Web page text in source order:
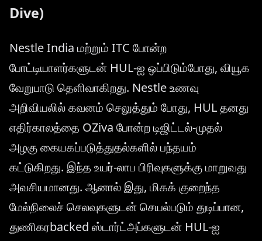
Dive)
Nestle India மற்றும் ITC போன்ற
போட்டியாளர்களுடன் HUL-ஐ ஒப்பிடும்போது, ​​வியூக
வேறுபாடு தெளிவாகிறது. Nestle உணவு
அறிவியலில் கவனம் செலுத்தும் போது, ​​HUL தனது
எதிர்காலத்தை OZiva போன்ற டிஜிட்டல்-முதல்
அழகு கையகப்படுத்துதல்களில் பந்தயம்
கட்டுகிறது. இந்த உயர்-லாப பிரிவுகளுக்கு மாறுவது
அவசியமானது. ஆனால் இது, மிகக் குறைந்த
மேல்நிலைச் செலவுகளுடன் செயல்படும் துடிப்பான,
துணிகரbacked ஸ்டார்ட்அப்களுடன் HUL-ஐ